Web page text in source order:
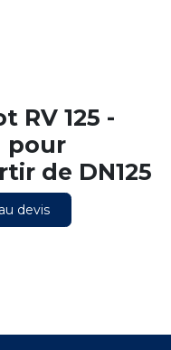
RV 125 -
pour
de DN125
devis